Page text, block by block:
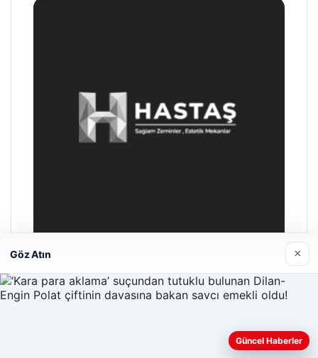
Prenses Night Club
Nisan 29, 2026
Web sitemizi nasıl kullandığınızı daha iyi anlayabilmek,
Göz Atın ×
Güncel Haberler